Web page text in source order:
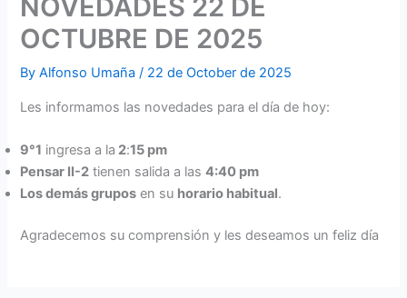
NOVEDADES 22 DE
OCTUBRE DE 2025
ByAlfonso Umaña/ 22 de October de 2025
Les informamos las novedades para el día de hoy:
9°1 ingresa a la 2:15 pm
Pensar II-2 tienen salida a las4:40 pm
Los demás grupos en su horario habitual.
Agradecemos su comprensión y les deseamos un feliz día